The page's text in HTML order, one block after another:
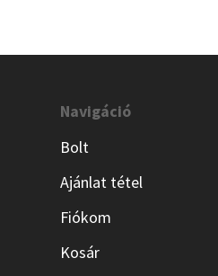
Navigáció
Bolt
Ajánlat tétel
Fiókom
Kosár